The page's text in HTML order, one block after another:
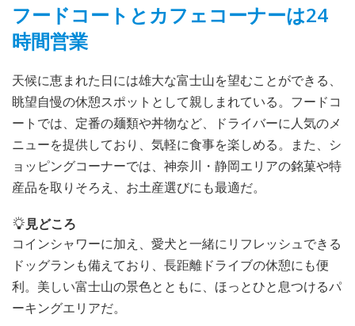
フードコートとカフェコーナーは24
時間営業
天候に恵まれた日には雄大な富士山を望むことができる、
眺望自慢の休憩スポットとして親しまれている。フードコ
ートでは、定番の麺類や丼物など、ドライバーに人気のメ
ニューを提供しており、気軽に食事を楽しめる。また、シ
ョッピングコーナーでは、神奈川・静岡エリアの銘菓や特
産品を取りそろえ、お土産選びにも最適だ。
見どころ
コインシャワーに加え、愛犬と一緒にリフレッシュできる
ドッグランも備えており、長距離ドライブの休憩にも便
利。美しい富士山の景色とともに、ほっとひと息つけるパ
ーキングエリアだ。